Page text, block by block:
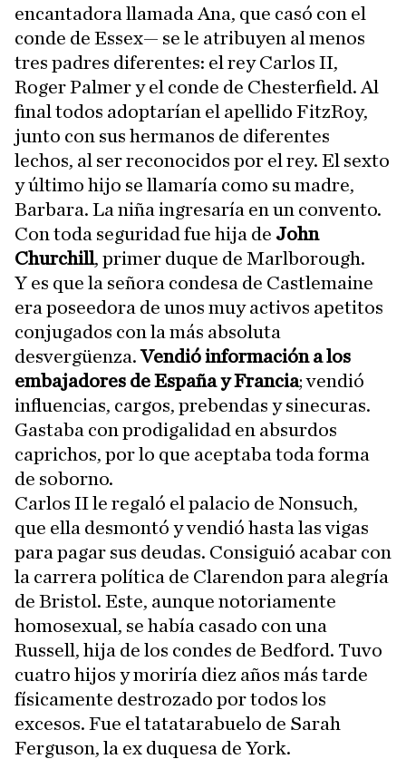
encantadora llamada Ana, que casó con el
conde de Essex— se le atribuyen al menos
tres padres diferentes: el rey Carlos II,
Roger Palmer y el conde de Chesterfield. Al
final todos adoptarían el apellido FitzRoy,
junto con sus hermanos de diferentes
lechos, al ser reconocidos por el rey. El sexto
y último hijo se llamaría como su madre,
Barbara. La niña ingresaría en un convento.
Con toda seguridad fue hija de John
Churchill, primer duque de Marlborough.
Y es que la señora condesa de Castlemaine
era poseedora de unos muy activos apetitos
conjugados con la más absoluta
desvergüenza.Vendió información a los
embajadores de España y Francia; vendió
influencias, cargos, prebendas y sinecuras.
Gastaba con prodigalidad en absurdos
caprichos, por lo que aceptaba toda forma
de soborno.
Carlos II le regaló el palacio de Nonsuch,
que ella desmontó y vendió hasta las vigas
para pagar sus deudas. Consiguió acabar con
la carrera política de Clarendon para alegría
de Bristol. Este, aunque notoriamente
homosexual, se había casado con una
Russell, hija de los condes de Bedford. Tuvo
cuatro hijos y moriría diez años más tarde
físicamente destrozado por todos los
excesos. Fue el tatatarabuelo de Sarah
Ferguson, la ex duquesa de York.